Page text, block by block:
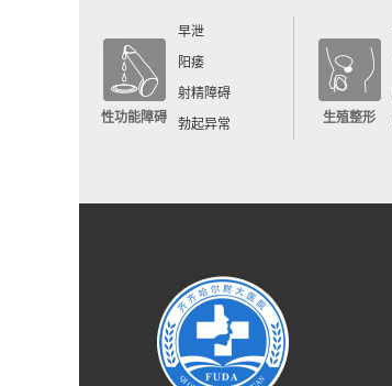
性功能障碍
早泄
阳痿
射精障碍
勃起异常
生殖整形